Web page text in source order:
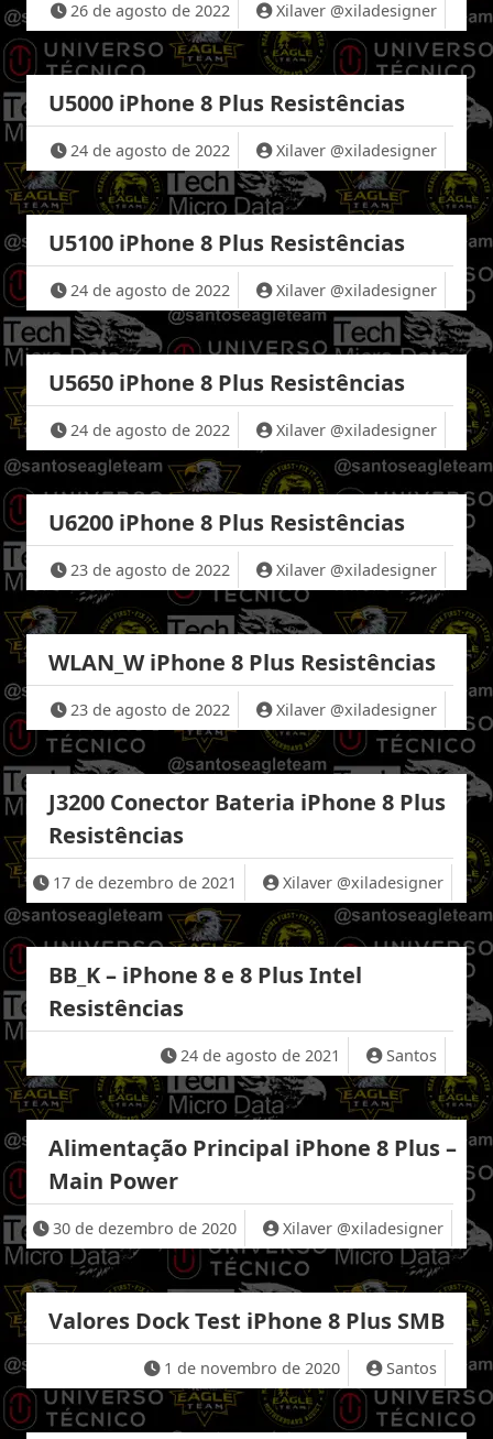
26 de agosto de 2022 Xilaver @xiladesigner
U5000 iPhone 8 Plus Resistências
24 de agosto de 2022 Xilaver @xiladesigner
U5100 iPhone 8 Plus Resistências
24 de agosto de 2022 Xilaver @xiladesigner
U5650 iPhone 8 Plus Resistências
24 de agosto de 2022 Xilaver @xiladesigner
U6200 iPhone 8 Plus Resistências
23 de agosto de 2022 Xilaver @xiladesigner
WLAN_W iPhone 8 Plus Resistências
23 de agosto de 2022 Xilaver @xiladesigner
J3200 Conector Bateria iPhone 8 Plus
Resistências
17 de dezembro de 2021 Xilaver @xiladesigner
BB_K – iPhone 8 e 8 Plus Intel
Resistências
24 de agosto de 2021 Santos
Alimentação Principal iPhone 8 Plus –
Main Power
30 de dezembro de 2020 Xilaver @xiladesigner
Valores Dock Test iPhone 8 Plus SMB
1 de novembro de 2020 Santos